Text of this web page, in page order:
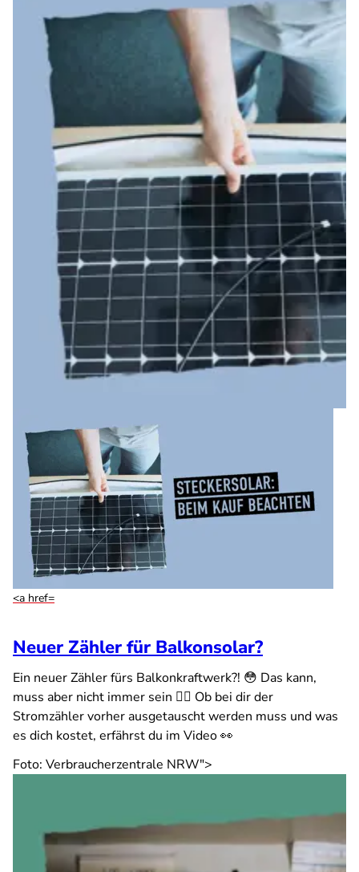
<a href=
Neuer Zähler für Balkonsolar?
Ein neuer Zähler fürs Balkonkraftwerk?! 😳 Das kann,
muss aber nicht immer sein ☝🏻 Ob bei dir der
Stromzähler vorher ausgetauscht werden muss und was
es dich kostet, erfährst du im Video 👀
Foto: Verbraucherzentrale NRW">